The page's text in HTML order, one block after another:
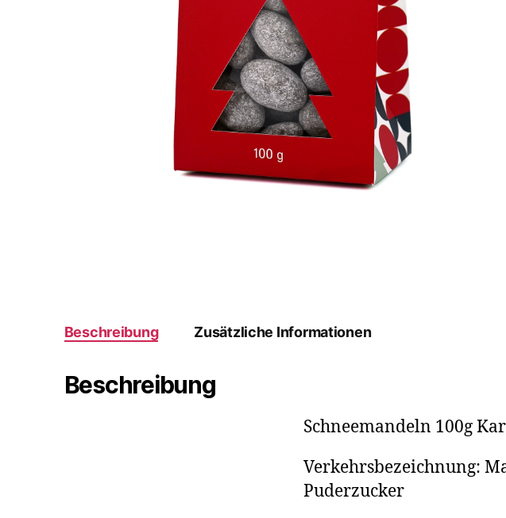
Beschreibung Zusätzliche Informationen
Beschreibung
Schneemandeln 100g
Verkehrsbezeichnung:
Puderzucker